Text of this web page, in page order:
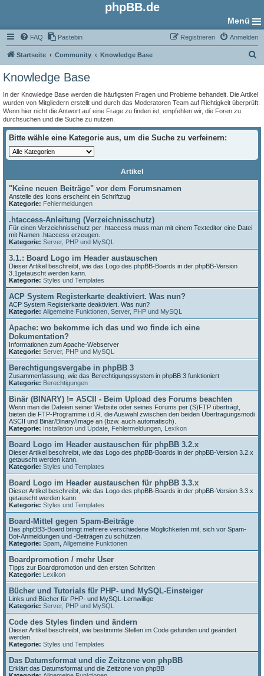
phpBB.de
Menü
FAQ Pastebin Anmelden
Registrieren
Startseite Community Knowledge Base
h
Knowledge Base
In der Knowledge Base werden die häufigsten Fragen und Probleme behandelt. Die Artikel
wurden von Mitgliedern erstellt und durch das Moderatoren Team auf Richtigkeit überprüft.
Wenn hier nicht die Antwort auf eine Frage zu finden ist, empfehlen wir, die Foren zu
durchsuchen und die Suche zu nutzen.
Bitte wähle eine Kategorie aus, um die Suche zu verfeinern:
Artikel
"Keine neuen Beiträge" vor dem Forumsnamen
Anstelle des Icons erscheint ein Schriftzug
Kategorie: Fehlermeldungen
.htaccess-Anleitung (Verzeichnisschutz)
Für einen Verzeichnisschutz per .htaccess muss man mit einem Texteditor eine Datei
mit Namen .htaccess erzeugen.
Kategorie: Server, PHP und MySQL
3.1.: Board Logo im Header austauschen
Dieser Artikel beschreibt, wie das Logo des phpBB-Boards in der phpBB-Version
3.1getauscht werden kann.
Kategorie: Styles und Templates
ACP System Registerkarte deaktiviert. Was nun?
ACP System Registerkarte deaktiviert. Was nun?
Kategorie: Allgemeine Funktionen Server, PHP und MySQL
Apache: wo bekomme ich das und wo finde ich eine
Dokumentation?
Informationen zum Apache-Webserver
Kategorie: Server, PHP und MySQL
Berechtigungsvergabe in phpBB 3
Zusammenfassung, wie das Berechtigungssystem in phpBB 3 funktioniert
Kategorie: Berechtigungen
Binär (BINARY) != ASCII - Beim Upload des Forums beachten
Wenn man die Dateien seiner Website oder seines Forums per (S)FTP überträgt,
bieten die FTP-Programme i.d.R. die Auswahl zwischen den beiden Übertragungsmodi
ASCII und Binär/Binary/Image an (bzw. auch automatisch).
Kategorie: Installation und Update Fehlermeldungen Lexikon
Board Logo im Header austauschen für phpBB 3.2.x
Dieser Artikel beschreibt, wie das Logo des phpBB-Boards in der phpBB-Version 3.2.x
getauscht werden kann.
Kategorie: Styles und Templates
Board Logo im Header austauschen für phpBB 3.3.x
Dieser Artikel beschreibt, wie das Logo des phpBB-Boards in der phpBB-Version 3.3.x
getauscht werden kann.
Kategorie: Styles und Templates
Board-Mittel gegen Spam-Beiträge
Das phpBB3-Board bringt mehrere verschiedene Möglichkeiten mit, sich vor Spam-
Bot-Anmeldungen und -Beiträgen zu schützen.
Kategorie: Spam Allgemeine Funktionen
Boardpromotion / mehr User
Tipps zur Boardpromotion und den ersten Schritten
Kategorie: Lexikon
Bücher und Tutorials für PHP- und MySQL-Einsteiger
Links und Bücher für PHP- und MySQL-Lernwillige
Kategorie: Server, PHP und MySQL
Code des Styles finden und ändern
Dieser Artikel beschreibt, wie bestimmte Stellen im Code gefunden und geändert
werden.
Kategorie: Styles und Templates
Das Datumsformat und die Zeitzone von phpBB
Erklärt das Datumsformat und die Zeitzone von phpBB